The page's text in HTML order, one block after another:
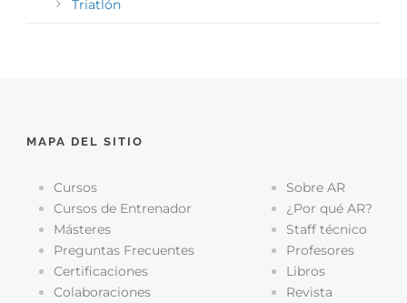
Triatlón
MAPA DEL SITIO
Cursos
Cursos de Entrenador
Másteres
Preguntas Frecuentes
Certificaciones
Colaboraciones
Sobre AR
¿Por qué AR?
Staff técnico
Profesores
Libros
Revista